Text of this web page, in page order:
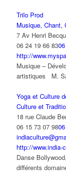
Trilo Prod
Musique, Chant,
7 Av Henri
06 24 19 66 83
http://
Musique –
artistiques M.
Yoga et Culture
Culture et
18 rue Claude
06 15 73 07 98
http://www.india-
Danse
différents